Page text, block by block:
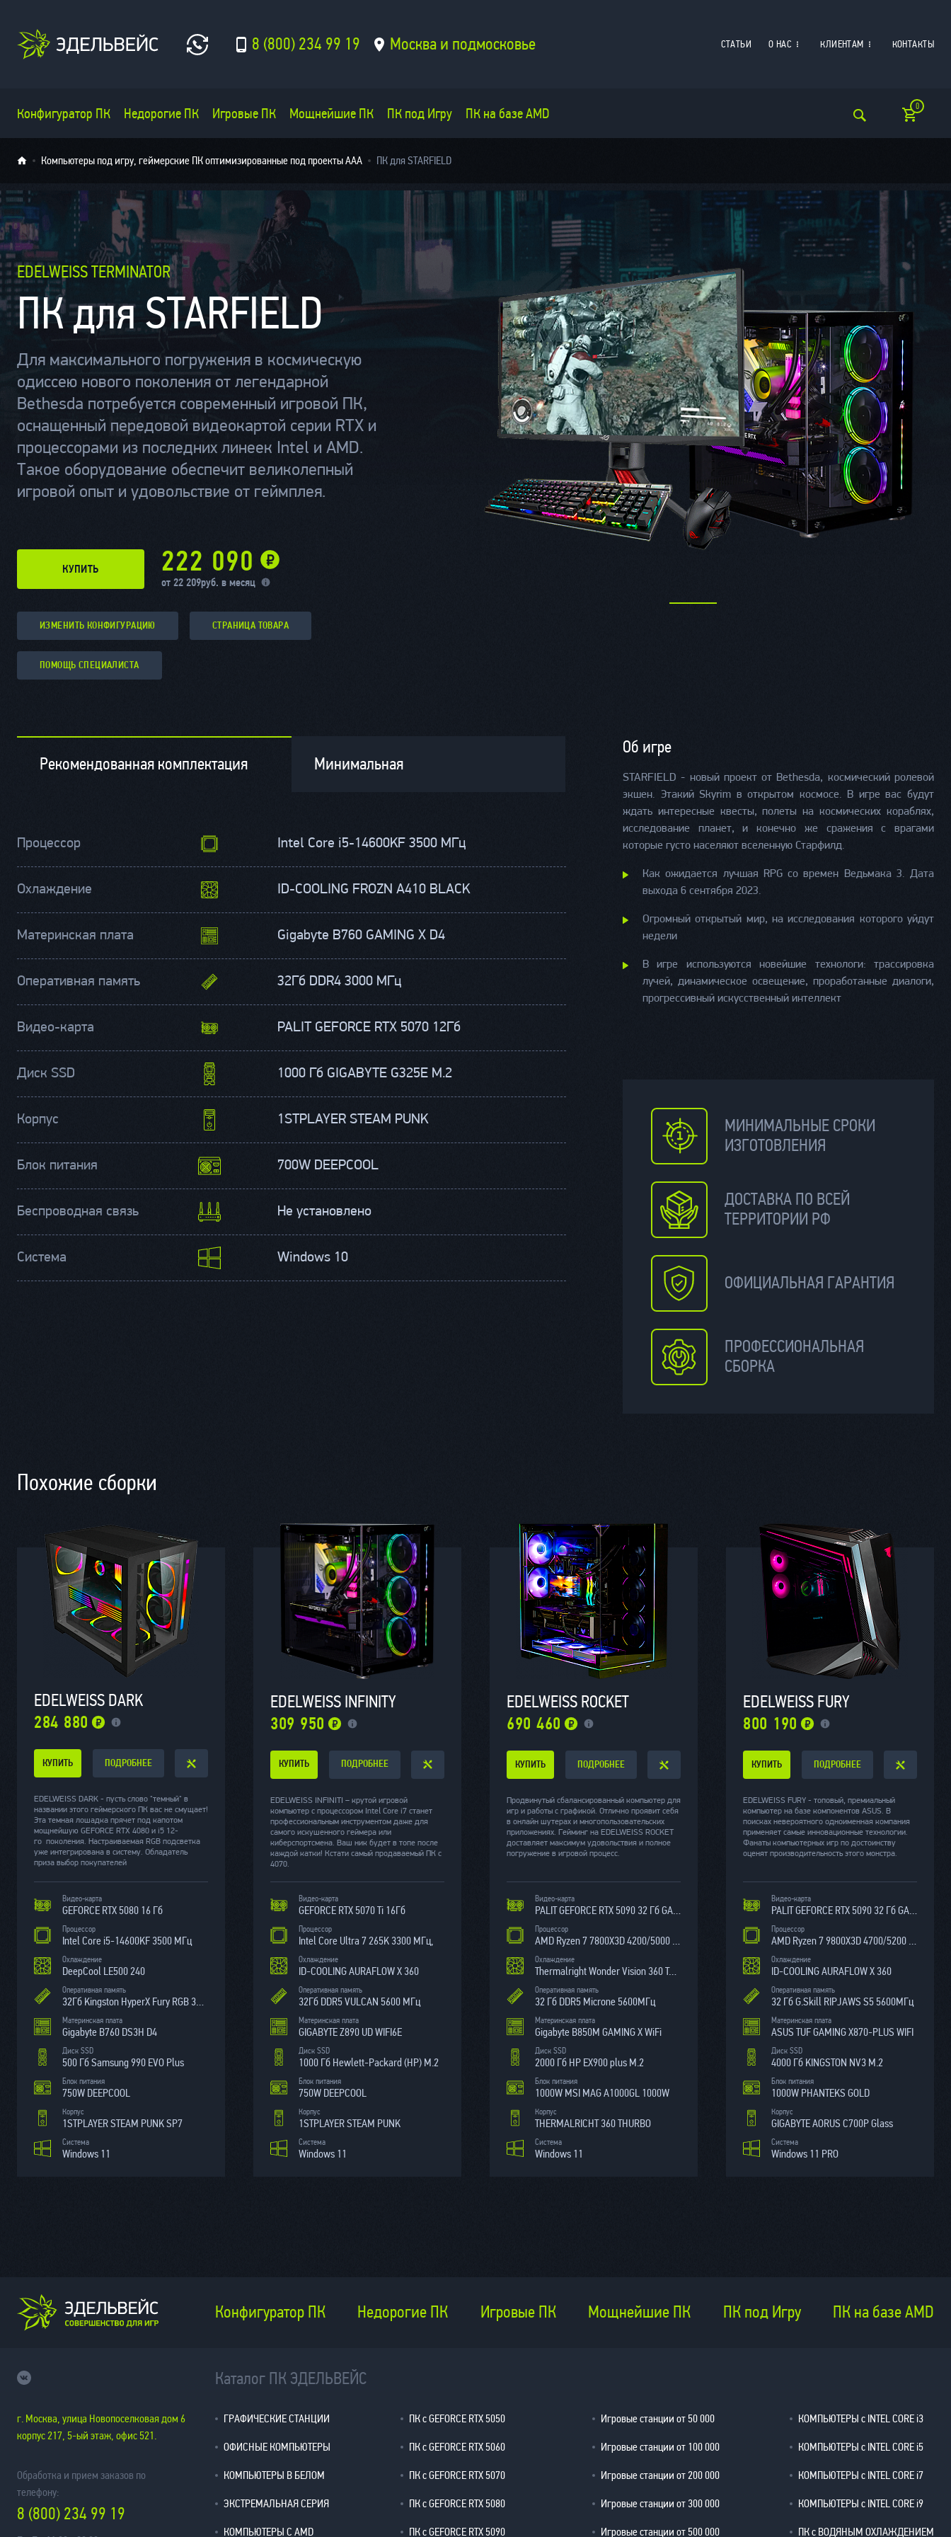
8 (800) 234 99 19 Москва и подмосковье СТАТЬИ О НАС КЛИЕНТАМ КОНТАКТЫ
Конфигуратор ПК Недорогие ПК Игровые ПК Мощнейшие ПК ПК под Игру ПК на базе AMD 0
Компьютеры под игру, геймерские ПК оптимизированные под проекты AAA ПК для STARFIELD
EDELWEISS TERMINATOR
ПК для STARFIELD
Для максимального погружения в космическую
одиссею нового поколения от легендарной
Bethesda потребуется современный игровой ПК,
оснащенный передовой видеокартой серии RTX и
процессорами из последних линеек Intel и AMD.
Такое оборудование обеспечит великолепный
игровой опыт и удовольствие от геймплея.
КУПИТЬ 222 090
от 22 209руб. в месяц
ИЗМЕНИТЬ КОНФИГУРАЦИЮ СТРАНИЦА ТОВАРА
ПОМОЩЬ СПЕЦИАЛИСТА
Рекомендованная комплектация Минимальная
Процессор Intel Core i5-14600KF 3500 МГц
Охлаждение ID-COOLING FROZN A410 BLACK
Материнская плата Gigabyte B760 GAMING X D4
Оперативная память 32Гб DDR4 3000 МГц
Видео-карта PALIT GEFORCE RTX 5070 12Гб
Диск SSD 1000 Гб GIGABYTE G325E M.2
Корпус 1STPLAYER STEAM PUNK
Блок питания 700W DEEPCOOL
Беспроводная связь Не установлено
Система Windows 10
Об игре
STARFIELD - новый проект от Bethesda, космический ролевой
экшен. Этакий Skyrim в открытом космосе. В игре вас будут
ждать интересные квесты, полеты на космических кораблях,
исследование планет, и конечно же сражения с врагами
которые густо населяют вселенную Старфилд.
Как ожидается лучшая RPG со времен Ведьмака 3. Дата
выхода 6 сентября 2023.
Огромный открытый мир, на исследования которого уйдут
недели
В игре используются новейшие технологи: трассировка
лучей, динамическое освещение, проработанные диалоги,
прогрессивный искусственный интеллект
МИНИМАЛЬНЫЕ СРОКИ
ИЗГОТОВЛЕНИЯ
ДОСТАВКА ПО ВСЕЙ
ТЕРРИТОРИИ РФ
ОФИЦИАЛЬНАЯ ГАРАНТИЯ
ПРОФЕССИОНАЛЬНАЯ
СБОРКА
Похожие сборки
EDELWEISS DARK
284 880
КУПИТЬ ПОДРОБНЕЕ
EDELWEISS DARK - пусть слово "темный" в
названии этого геймерского ПК вас не смущает!
Эта темная лошадка прячет под капотом
мощнейшую GEFORCE RTX 4080 и i5 12-
го поколения. Настраиваемая RGB подсветка
уже интегрирована в систему. Обладатель
приза выбор покупателей
Видео-карта
GEFORCE RTX 5080 16 Гб
Процессор
Intel Core i5-14600KF 3500 МГц
Охлаждение
DeepCool LE500 240
Оперативная память
32Гб Kingston HyperX Fury RGB 3000МГц
Материнская плата
Gigabyte B760 DS3H D4
Диск SSD
500 Гб Samsung 990 EVO Plus
Блок питания
750W DEEPCOOL
Корпус
1STPLAYER STEAM PUNK SP7
Система
Windows 11
EDELWEISS INFINITY
309 950
КУПИТЬ ПОДРОБНЕЕ
EDELWEISS INFINITI – крутой игровой
компьютер с процессором Intel Core i7 станет
профессиональным инструментом даже для
самого искушенного геймера или
киберспортсмена. Ваш ник будет в топе после
каждой катки! Кстати самый продаваемый ПК с
4070.
Видео-карта
GEFORCE RTX 5070 Ti 16Гб
Процессор
Intel Core Ultra 7 265K 3300 МГц,
Охлаждение
ID-COOLING AURAFLOW X 360
Оперативная память
32Гб DDR5 VULCAN 5600 МГц
Материнская плата
GIGABYTE Z890 UD WIFI6E
Диск SSD
1000 Гб Hewlett-Packard (HP) M.2
Блок питания
750W DEEPCOOL
Корпус
1STPLAYER STEAM PUNK
Система
Windows 11
EDELWEISS ROCKET
690 460
КУПИТЬ ПОДРОБНЕЕ
Продвинутый сбалансированный компьютер для
игр и работы с графикой. Отлично проявит себя
в онлайн шутерах и многопользовательских
приложениях. Гейминг на EDELWEISS ROCKET
доставляет максимум удовольствия и полное
погружение в игровой процесс.
Видео-карта
PALIT GEFORCE RTX 5090 32 Гб GAMEROCK
Процессор
AMD Ryzen 7 7800X3D 4200/5000 МГц
Охлаждение
Thermalright Wonder Vision 360 Turbo ARGB Black
Оперативная память
32 Гб DDR5 Microne 5600МГц
Материнская плата
Gigabyte B850M GAMING X WiFi
Диск SSD
2000 Гб HP EX900 plus М.2
Блок питания
1000W MSI MAG A1000GL 1000W
Корпус
THERMALRICHT 360 THURBO
Система
Windows 11
EDELWEISS FURY
800 190
КУПИТЬ ПОДРОБНЕЕ
EDELWEISS FURY - топовый, премиальный
компьютер на базе компонентов ASUS. В
поисках невероятного одноименная компания
применяет самые инновационные технологии.
Фанаты компьютерных игр по достоинству
оценят производительность этого монстра.
Видео-карта
PALIT GEFORCE RTX 5090 32 Гб GAMEROCK
Процессор
AMD Ryzen 7 9800X3D 4700/5200 МГц
Охлаждение
ID-COOLING AURAFLOW X 360
Оперативная память
32 Гб G.Skill RIPJAWS S5 5600МГц
Материнская плата
ASUS TUF GAMING X870-PLUS WIFI
Диск SSD
4000 Гб KINGSTON NV3 M.2
Блок питания
1000W PHANTEKS GOLD
Корпус
GIGABYTE AORUS C700P Glass
Система
Windows 11 PRO
Конфигуратор ПК Недорогие ПК Игровые ПК Мощнейшие ПК ПК под Игру ПК на базе AMD
г. Москва, улица Новопоселковая дом 6
корпус 217, 5-ый этаж, офис 521.
Обработка и прием заказов по
телефону:
8 (800) 234 99 19
Каталог ПК ЭДЕЛЬВЕЙС
ГРАФИЧЕСКИЕ СТАНЦИИ
ОФИСНЫЕ КОМПЬЮТЕРЫ
КОМПЬЮТЕРЫ В БЕЛОМ
ЭКСТРЕМАЛЬНАЯ СЕРИЯ
КОМПЬЮТЕРЫ С AMD
ПК с GEFORCE RTX 5050
ПК с GEFORCE RTX 5060
ПК с GEFORCE RTX 5070
ПК с GEFORCE RTX 5080
ПК с GEFORCE RTX 5090
Игровые станции от 50 000
Игровые станции от 100 000
Игровые станции от 200 000
Игровые станции от 300 000
Игровые станции от 500 000
КОМПЬЮТЕРЫ с INTEL CORE i3
КОМПЬЮТЕРЫ с INTEL CORE i5
КОМПЬЮТЕРЫ с INTEL CORE i7
КОМПЬЮТЕРЫ с INTEL CORE i9
ПК с ВОДЯНЫМ ОХЛАЖДЕНИЕМ